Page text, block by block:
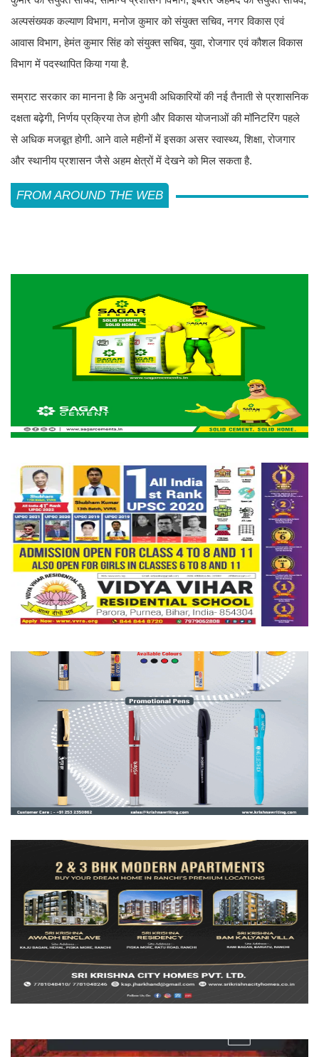
अल्पसंख्यक कल्याण विभाग, मनोज कुमार को संयुक्त सचिव, नगर विकास एवं
आवास विभाग, हेमंत कुमार सिंह को संयुक्त सचिव, युवा, रोजगार एवं कौशल विकास
विभाग में पदस्थापित किया गया है.
सम्राट सरकार का मानना है कि अनुभवी अधिकारियों की नई तैनाती से प्रशासनिक
दक्षता बढ़ेगी, निर्णय प्रक्रिया तेज होगी और विकास योजनाओं की मॉनिटरिंग पहले
से अधिक मजबूत होगी. आने वाले महीनों में इसका असर स्वास्थ्य, शिक्षा, रोजगार
और स्थानीय प्रशासन जैसे अहम क्षेत्रों में देखने को मिल सकता है.
FROM AROUND THE WEB